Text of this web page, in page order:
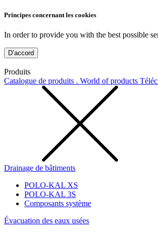
Principes concernant les cookies
In order to provide you with the best possible
D’accord
Produits
Catalogue de produits . World of products
Drainage de bâtiments
POLO-KAL XS
POLO-KAL 3S
Composants système
Évacuation des eaux usées